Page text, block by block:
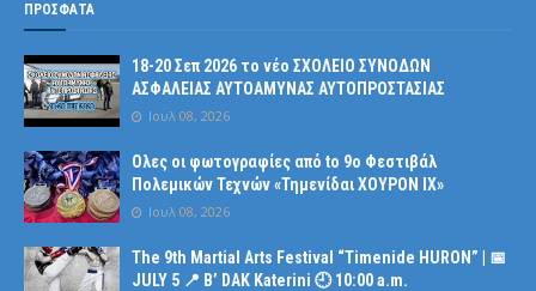
ΠΡΟΣΦΑΤΑ
18-20 Σεπ 2026 το νέο ΣΧΟΛΕΙΟ ΣΥΝΟΔΩΝ
ΑΣΦΑΛΕΙΑΣ ΑΥΤΟΑΜΥΝΑΣ ΑΥΤΟΠΡΟΣΤΑΣΙΑΣ
Ιουλ 08, 2026
Ολες οι φωτογραφίες από tο 9ο Φεστιβάλ
Πολεμικών Τεχνών «Τημενίδαι ΧΟΥΡΟΝ ΙΧ»
Ιουλ 08, 2026
The 9th Martial Arts Festival “Timenide HURON” | 📅
JULY 5 📍 B’ DAK Katerini 🕘 10:00 a.m.